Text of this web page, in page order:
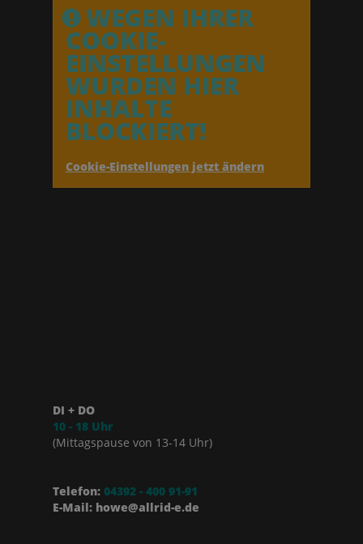
WEGEN IHRER
COOKIE-
EINSTELLUNGEN
WURDEN HIER
INHALTE
BLOCKIERT!
Cookie-Einstellungen jetzt ändern
DI + DO
10 - 18 Uhr
(Mittagspause von 13-14 Uhr)
Telefon: 04392 - 400 91-91
E-Mail: howe@allrid-e.de